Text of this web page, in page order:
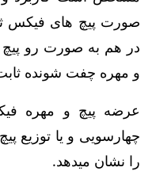
صورت پیچ های فیکس
در هم به صورت رو
و مهره چفت شونده
عرضه پیچ و مهره
چهارسویی و یا توزیع
را نشان میدهد.